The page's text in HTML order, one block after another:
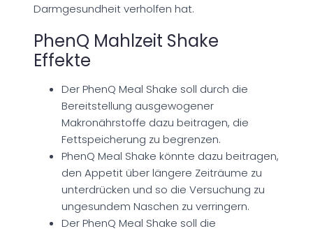
Darmgesundheit verholfen hat.
PhenQ Mahlzeit Shake
Effekte
Der PhenQ Meal Shake soll durch die
Bereitstellung ausgewogener
Makronährstoffe dazu beitragen, die
Fettspeicherung zu begrenzen.
PhenQ Meal Shake könnte dazu beitragen,
den Appetit über längere Zeiträume zu
unterdrücken und so die Versuchung zu
ungesundem Naschen zu verringern.
Der PhenQ Meal Shake soll die